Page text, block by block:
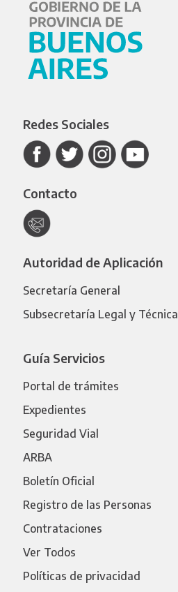
Redes Sociales
Contacto
Autoridad de Aplicación
Secretaría General
Subsecretaría Legal y Técnica
Guía Servicios
Portal de trámites
Expedientes
Seguridad Vial
ARBA
Boletín Oficial
Registro de las Personas
Contrataciones
Ver Todos
Políticas de privacidad